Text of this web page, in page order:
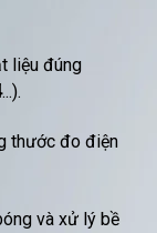
liệu đúng
...).
thước đo điện
và xử lý bề